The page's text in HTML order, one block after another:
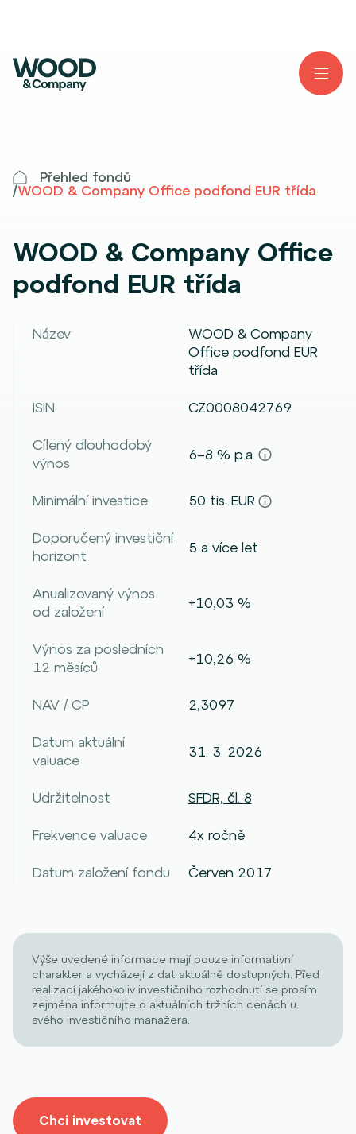
Přehled fondů
/WOOD & Company Office podfond EUR třída
WOOD & Company Office
podfond EUR třída
Název
WOOD & Company
Office podfond EUR
třída
ISIN CZ0008042769
Cílený dlouhodobý
výnos
6–8 % p.a.
Minimální investice 50 tis. EUR
Doporučený investiční
horizont
5 a více let
Anualizovaný výnos
od založení
+10,03 %
Výnos za posledních
12 měsíců
+10,26 %
NAV / CP 2,3097
Datum aktuální
valuace
31. 3. 2026
Udržitelnost SFDR, čl. 8
Frekvence valuace 4x ročně
Datum založení fondu Červen 2017
Výše uvedené informace mají pouze informativní
charakter a vycházejí z dat aktuálně dostupných. Před
realizací jakéhokoliv investičního rozhodnutí se prosím
zejména informujte o aktuálních tržních cenách u
svého investičního manažera.
Chci investovat